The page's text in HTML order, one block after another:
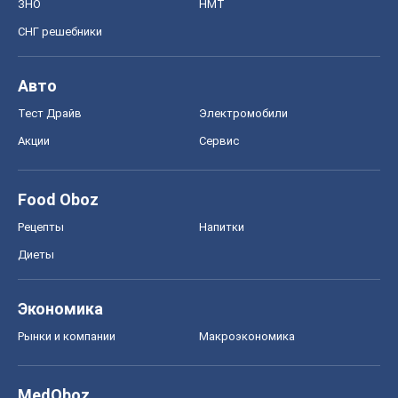
ЗНО НМТ
СНГ решебники
Авто
Тест Драйв Электромобили
Акции Сервис
Food Oboz
Рецепты Напитки
Диеты
Экономика
Рынки и компании Mакроэкономика